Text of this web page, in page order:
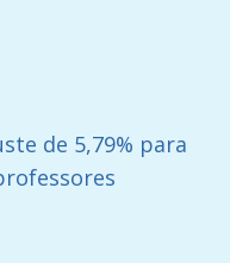
de 5,79% para